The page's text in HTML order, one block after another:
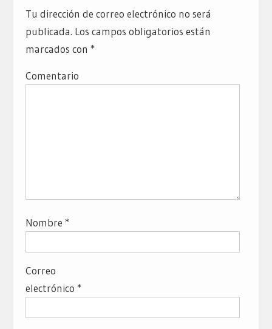
Tu dirección de correo electrónico no será
publicada. Los campos obligatorios están
marcados con *
Comentario
Nombre *
Correo
electrónico *